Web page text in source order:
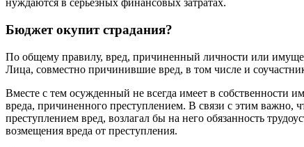
нуждаются в серьезных финансовых затратах.
Бюджет окупит страдания?
По общему правилу, вред, причиненный личности или
Лица, совместно причинившие вред, в том числе и
Вместе с тем осужденный не всегда имеет в собственности
вреда, причиненного преступлением. В связи с этим важно,
преступлением вред, возлагал бы на него обязанность
возмещения вреда от преступления.